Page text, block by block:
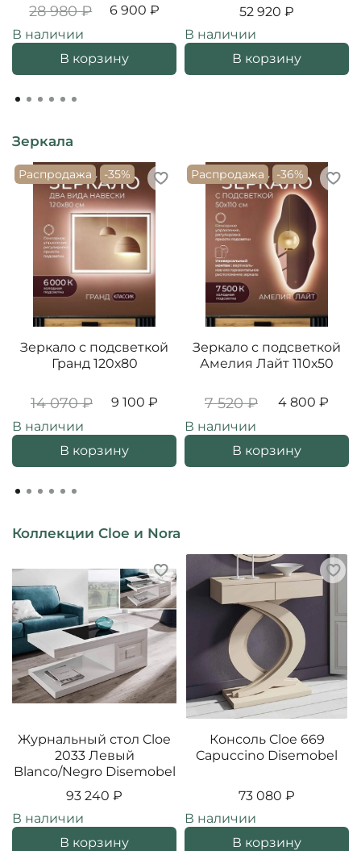
28 980 ₽
6 900 ₽
В наличии
В корзину
52 920 ₽
В наличии
В корзину
Зеркала
Распродажа -35%
Зеркало с подсветкой
Гранд 120х80
14 070 ₽
9 100 ₽
В наличии
В корзину
Распродажа -36%
Зеркало с подсветкой
Амелия Лайт 110х50
7 520 ₽
4 800 ₽
В наличии
В корзину
Коллекции Cloe и Nora
Журнальный стол Cloe
2033 Левый
Blanco/Negro Disemobel
93 240 ₽
В наличии
В корзину
Консоль Cloe 669
Capuccino Disemobel
73 080 ₽
В наличии
В корзину